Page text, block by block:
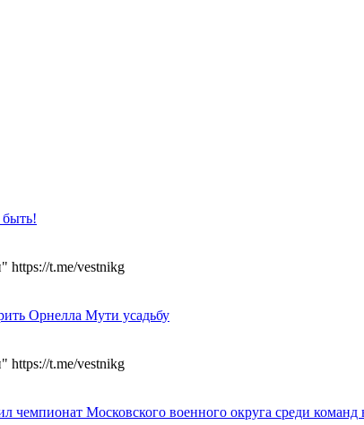
https://t.me/vestnikg
Орнелла Мути усадьбу
https://t.me/vestnikg
чемпионат Московского военного округа среди команд